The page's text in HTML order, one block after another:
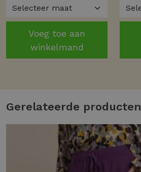
Voeg toe aan
winkelmand
Gerelateerde producten